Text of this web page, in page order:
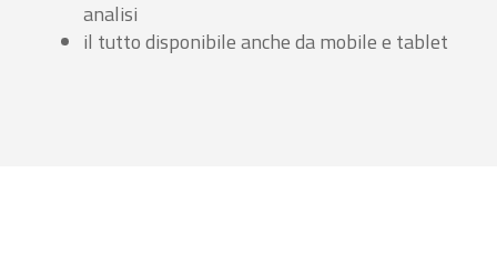
analisi
il tutto disponibile anche da mobile e tablet